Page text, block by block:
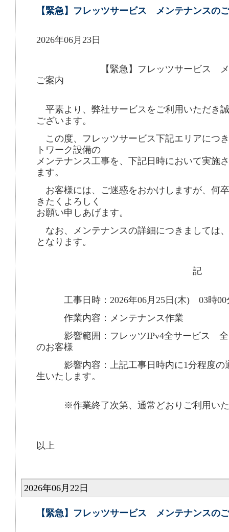
【緊急】フレッツサービス メンテナンスの
2026年06月23日
【緊急】フレッツサービス メン
ご案内
平素より、弊社サービスをご利用いただき
ございます。
この度、フレッツサービス下記エリアにつ
トワーク設備の
メンテナンス工事を、下記日時において実施
ます。
お客様には、ご迷惑をおかけしますが、何
きたくよろしく
お願い申しあげます。
なお、メンテナンスの詳細につきましては
となります。
記
工事日時：2026年06月25日(木) 03時00
作業内容：メンテナンス作業
影響範囲：フレッツIPv4全サービス 全
のお客様
影響内容：上記工事日時内に1分程度の
生いたします。
※作業終了次第、通常どおりご利用いた
以上
2026年06月22日
【緊急】フレッツサービス メンテナンスの